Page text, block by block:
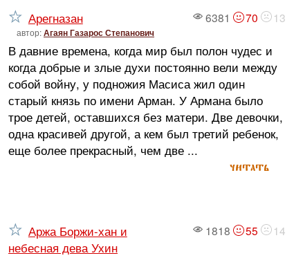
6381 70 13
Арегназан
автор:Агаян Газарос Степанович
В давние времена, когда мир был полон чудес и
когда добрые и злые духи постоянно вели между
собой войну, у подножия Масиса жил один
старый князь по имени Арман. У Армана было
трое детей, оставшихся без матери. Две девочки,
одна красивей другой, а кем был третий ребенок,
еще более прекрасный, чем две ...
читать
1818 55 14
Аржа Боржи-хан и
небесная дева Ухин